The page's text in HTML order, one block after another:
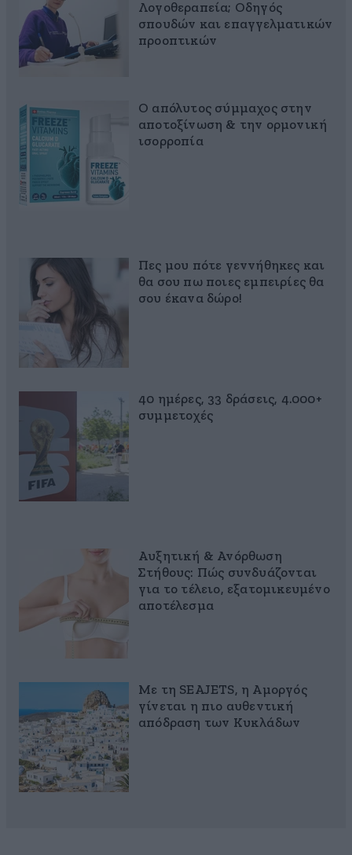
Λογοθεραπεία; Οδηγός
σπουδών και επαγγελματικών
προοπτικών
Ο απόλυτος σύμμαχος στην
αποτοξίνωση & την ορμονική
ισορροπία
Πες μου πότε γεννήθηκες και
θα σου πω ποιες εμπειρίες θα
σου έκανα δώρο!
40 ημέρες, 33 δράσεις, 4.000+
συμμετοχές
Αυξητική & Ανόρθωση
Στήθους: Πώς συνδυάζονται
για το τέλειο, εξατομικευμένο
αποτέλεσμα
Με τη SEAJETS, η Αμοργός
γίνεται η πιο αυθεντική
απόδραση των Κυκλάδων